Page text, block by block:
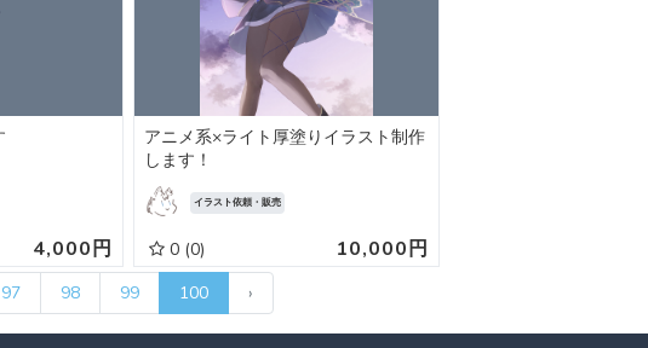
4,000円
アニメ系×ライト厚塗りイラスト制作
します！
イラスト依頼・販売
0 (0) 10,000円
97 98 99 100 ›